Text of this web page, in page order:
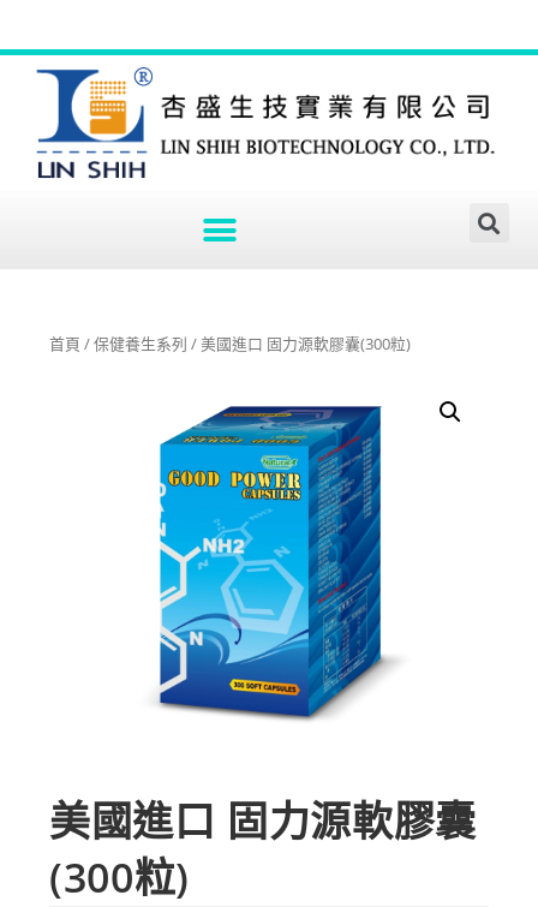
首頁 /保健養生系列 / 美國進口 固力源軟膠囊(300粒)
美國進口 固力源軟膠囊
(300粒)